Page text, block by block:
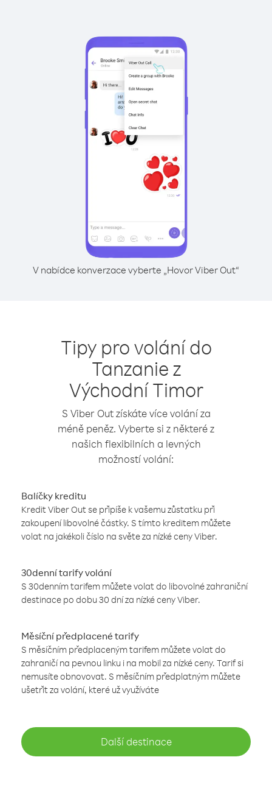
V nabídce konverzace vyberte „Hovor Viber Out“
Tipy pro volání do
Tanzanie z
Východní Timor
S Viber Out získáte více volání za
méně peněz. Vyberte si z některé z
našich flexibilních a levných
možností volání:
Balíčky kreditu
Kredit Viber Out se připíše k vašemu zůstatku při
zakoupení libovolné částky. S tímto kreditem můžete
volat na jakékoli číslo na světe za nízké ceny Viber.
30denní tarify volání
S 30denním tarifem můžete volat do libovolné zahraniční
destinace po dobu 30 dní za nízké ceny Viber.
Měsíční předplacené tarify
S měsíčním předplaceným tarifem můžete volat do
zahraničí na pevnou linku i na mobil za nízké ceny. Tarif si
nemusíte obnovovat. S měsíčním předplatným můžete
ušetřit za volání, které už využíváte
Další destinace